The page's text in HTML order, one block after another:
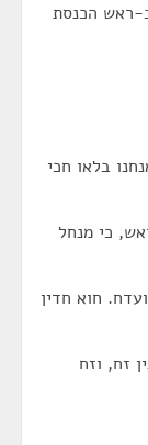
ראש הכנסת
בלאו חכי
כי מנחל
חוא חדין
זח, וזח